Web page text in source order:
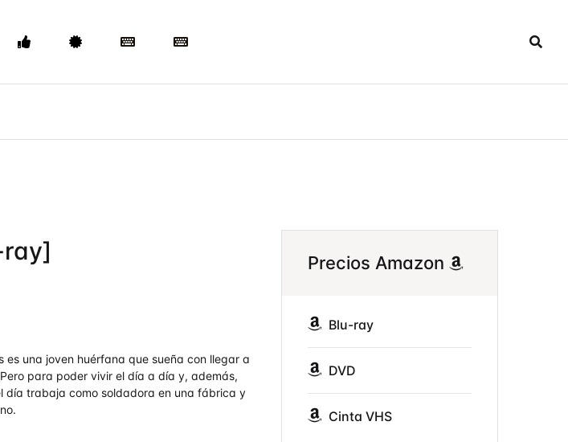
es una joven huérfana que sueña con llegar a
para poder vivir el día a día y, además,
día trabaja como soldadora en una fábrica y
Precios Amazon
Blu-ray
DVD
Cinta VHS